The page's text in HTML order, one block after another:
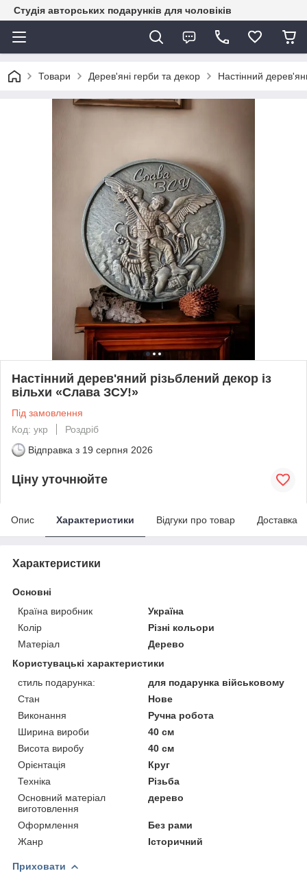
Студія авторських подарунків для чоловіків
Товари Дерев'яні герби та декор Настінний
Настінний дерев'яний різьблений декор із
вільхи «Слава ЗСУ!»
Під замовлення
Код: укр
Роздріб
Відправка з 19 серпня 2026
Ціну уточнюйте
Опис Характеристики Відгуки про товар Доставка
Характеристики
Основні
Країна виробник
Україна
Колір
Різні кольори
Матеріал
Дерево
Користувацькі характеристики
стиль подарунка:
для подарунка військовому
Стан
Нове
Виконання
Ручна робота
Ширина вироби
40 см
Висота виробу
40 см
Орієнтація
Круг
Техніка
Різьба
Основний матеріал
виготовлення
дерево
Оформлення
Без рами
Жанр
Історичний
Приховати